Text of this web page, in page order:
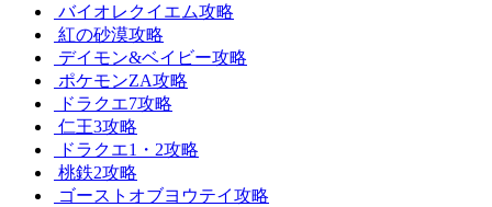
バイオレクイエム攻略
紅の砂漠攻略
デイモン&ベイビー攻略
ポケモンZA攻略
ドラクエ7攻略
仁王3攻略
ドラクエ1・2攻略
桃鉄2攻略
ゴーストオブヨウテイ攻略